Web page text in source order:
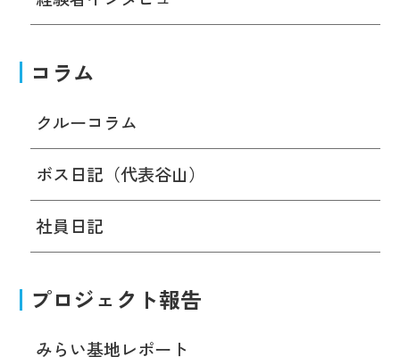
コラム
クルーコラム
ボス日記（代表谷山）
社員日記
プロジェクト報告
みらい基地レポート